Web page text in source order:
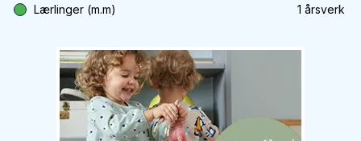
Lærlinger (m.m)
1 årsverk